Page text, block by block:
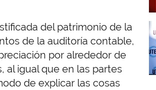
del patrimonio de la
de la auditoría contable,
por alrededor de
al igual que en las partes
de explicar las cosas